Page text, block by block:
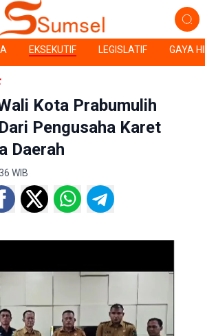
EKSEKUTIF LEGISLATIF GAYA
Kota Prabumulih
Pengusaha Karet
Daerah
WIB